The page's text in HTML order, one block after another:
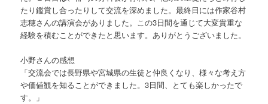
たり鑑賞し合ったりして交流を深めました。最終日には作家谷村
志穂さんの講演会がありました。この3日間を通じて大変貴重な
経験を積むことができたと思います。ありがとうございました。
小野さんの感想
「交流会では長野県や宮城県の生徒と仲良くなり、様々な考え方
や価値観を知ることができました。3日間、とても楽しかったで
す。」